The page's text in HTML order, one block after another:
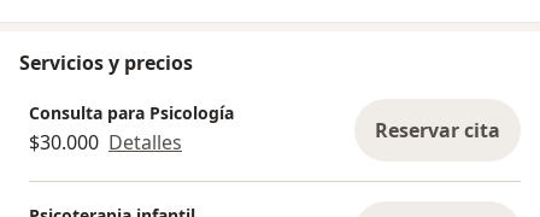
Servicios y precios
Consulta para Psicología
$30.000 Detalles Reservar cita